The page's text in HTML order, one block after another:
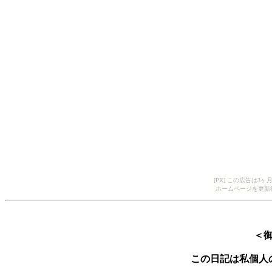
[PR] この広告は3ヶ
ホームページを更
＜
この日記は私個